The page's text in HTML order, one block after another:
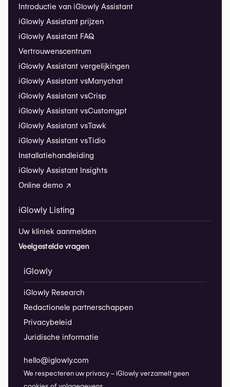
Introductie van iGlowly Assistant
iGlowly Assistant prijzen
iGlowly Assistant FAQ
Vertrouwenscentrum
iGlowly Assistant vergelijkingen
iGlowly Assistant vsManychat
iGlowly Assistant vsCrisp
iGlowly Assistant vsCustomgpt
iGlowly Assistant vsTawk
iGlowly Assistant vsTidio
Installatiehandleiding
iGlowly Assistant Insights
Online demo ↗
iGlowly Listing
Uw kliniek aanmelden
Veelgestelde vragen
iGlowly
iGlowly Research
Redactionele partnerschappen
Privacybeleid
Juridische informatie
hello@iglowly.com
We respecteren uw privacy – iGlowly verzamelt geen